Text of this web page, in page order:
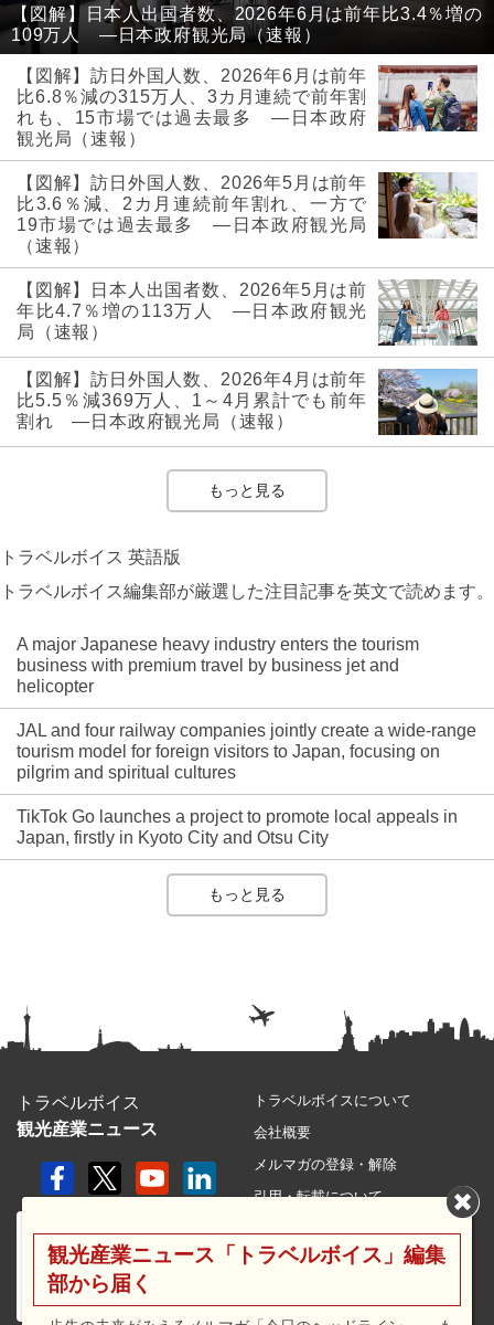
【図解】日本人出国者数、2026年6月は前年比3.4％増の
109万人 ―日本政府観光局（速報）
【図解】訪日外国人数、2026年6月は前年
比6.8％減の315万人、3カ月連続で前年割
れも、15市場では過去最多 ―日本政府
観光局（速報）
【図解】訪日外国人数、2026年5月は前年
比3.6％減、2カ月連続前年割れ、一方で
19市場では過去最多 ―日本政府観光局
（速報）
【図解】日本人出国者数、2026年5月は前
年比4.7％増の113万人 ―日本政府観光
局（速報）
【図解】訪日外国人数、2026年4月は前年
比5.5％減369万人、1～4月累計でも前年
割れ ―日本政府観光局（速報）
もっと見る
トラベルボイス 英語版
トラベルボイス編集部が厳選した注目記事を英文で読めます。
A major Japanese heavy industry enters the tourism
business with premium travel by business jet and
helicopter
JAL and four railway companies jointly create a wide-range
tourism model for foreign visitors to Japan, focusing on
pilgrim and spiritual cultures
TikTok Go launches a project to promote local appeals in
Japan, firstly in Kyoto City and Otsu City
もっと見る
トラベルボイス
観光産業ニュース
トラベルボイスについて
会社概要
メルマガの登録・解除
引用・転載について
利用規約
観光産業ニュース「トラベルボイス」編集
部から届く